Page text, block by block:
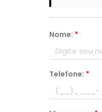
Nome: *
Telefone: *